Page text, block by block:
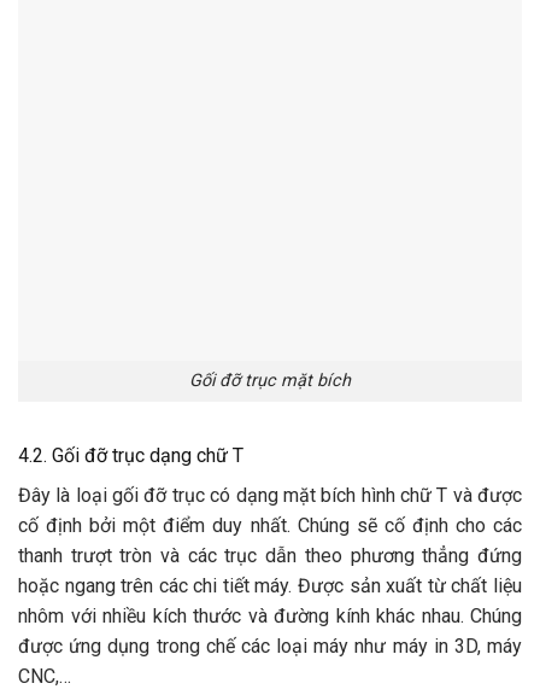
Gối đỡ trục mặt bích
4.2. Gối đỡ trục dạng chữ T
Đây là loại gối đỡ trục có dạng mặt bích hình chữ T và được
cố định bởi một điểm duy nhất. Chúng sẽ cố định cho các
thanh trượt tròn và các trục dẫn theo phương thẳng đứng
hoặc ngang trên các chi tiết máy. Được sản xuất từ chất liệu
nhôm với nhiều kích thước và đường kính khác nhau. Chúng
được ứng dụng trong chế các loại máy như máy in 3D, máy
CNC,…